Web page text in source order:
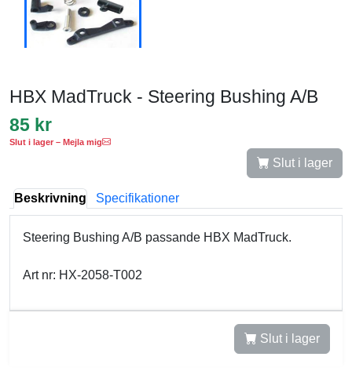
HBX MadTruck - Steering Bushing A/B
85 kr
Slut i lager – Mejla mig
Slut i lager
Beskrivning Specifikationer
Steering Bushing A/B passande HBX MadTruck.
Art nr: HX-2058-T002
Slut i lager